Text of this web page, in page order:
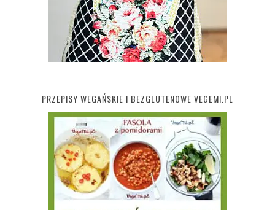
PRZEPISY WEGAŃSKIE I BEZGLUTENOWE VEGEMI.PL